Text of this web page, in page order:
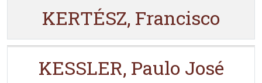
KERTÉSZ, Francisco
KESSLER, Paulo José